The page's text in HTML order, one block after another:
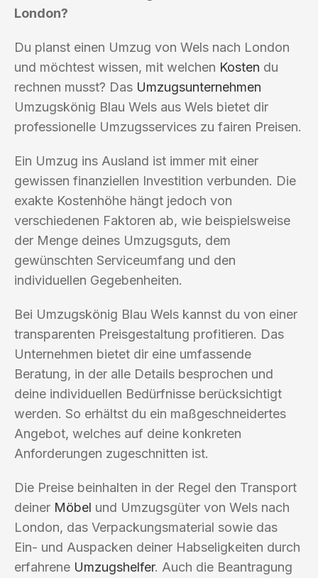
London?
Du planst einen Umzug von Wels nach London
und möchtest wissen, mit welchen Kosten du
rechnen musst? Das Umzugsunternehmen
Umzugskönig Blau Wels aus Wels bietet dir
professionelle Umzugsservices zu fairen Preisen.
Ein Umzug ins Ausland ist immer mit einer
gewissen finanziellen Investition verbunden. Die
exakte Kostenhöhe hängt jedoch von
verschiedenen Faktoren ab, wie beispielsweise
der Menge deines Umzugsguts, dem
gewünschten Serviceumfang und den
individuellen Gegebenheiten.
Bei Umzugskönig Blau Wels kannst du von einer
transparenten Preisgestaltung profitieren. Das
Unternehmen bietet dir eine umfassende
Beratung, in der alle Details besprochen und
deine individuellen Bedürfnisse berücksichtigt
werden. So erhältst du ein maßgeschneidertes
Angebot, welches auf deine konkreten
Anforderungen zugeschnitten ist.
Die Preise beinhalten in der Regel den Transport
deiner Möbel und Umzugsgüter von Wels nach
London, das Verpackungsmaterial sowie das
Ein- und Auspacken deiner Habseligkeiten durch
erfahrene Umzugshelfer. Auch die Beantragung